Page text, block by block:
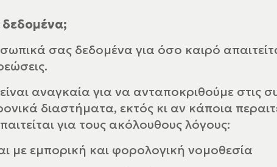
σας δεδομένα για όσο καιρό
αναγκαία για να ανταποκριθούμε στις
διαστήματα, εκτός κι αν κάποια
για τους ακόλουθους λόγους:
με εμπορική και φορολογική νομοθεσία